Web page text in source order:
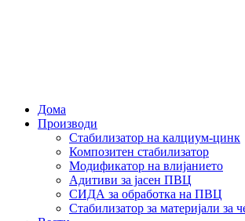
Дома
Производи
Стабилизатор на калциум-цинк
Композитен стабилизатор
Модификатор на влијанието
Адитиви за јасен ПВЦ
СИДА за обработка на ПВЦ
Стабилизатор за материјали за